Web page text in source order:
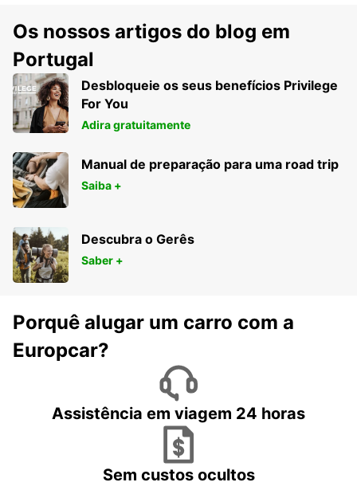
Os nossos artigos do blog em
Portugal
Desbloqueie os seus benefícios Privilege
For You
Adira gratuitamente
Manual de preparação para uma road trip
Saiba +
Descubra o Gerês
Saber +
Porquê alugar um carro com a
Europcar?
Assistência em viagem 24 horas
Sem custos ocultos